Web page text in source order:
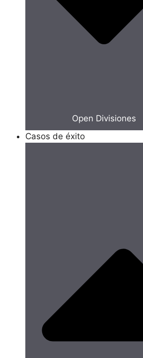
Open Divisiones
Casos de éxito